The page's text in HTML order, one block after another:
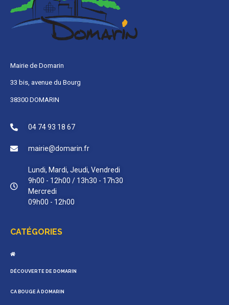
Mairie de Domarin
33 bis, avenue du Bourg
38300 DOMARIN
04 74 93 18 67
mairie@domarin.fr
Lundi, Mardi, Jeudi, Vendredi
9h00 - 12h00 / 13h30 - 17h30
Mercredi
09h00 - 12h00
CATÉGORIES
DÉCOUVERTE DE DOMARIN
CA BOUGE À DOMARIN